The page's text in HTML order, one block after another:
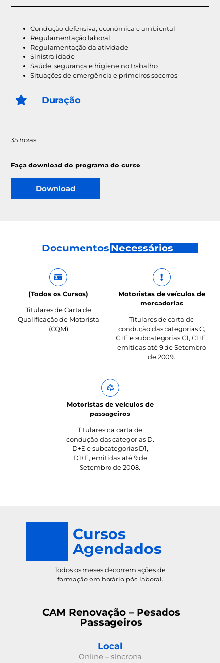
Condução defensiva, económica e ambiental
Regulamentação laboral
Regulamentação da atividade
Sinistralidade
Saúde, segurança e higiene no trabalho
Situações de emergência e primeiros socorros
Duração
35 horas
Faça download do programa do curso
Download
Documentos Necessários
(Todos os Cursos)
Titulares de Carta de
Qualificação de Motorista
(CQM)
Motoristas de veículos de
mercadorias
Titulares de carta de
condução das categorias C,
C+E e subcategorias C1, C1+E,
emitidas até 9 de Setembro
de 2009.
Motoristas de veículos de
passageiros
Titulares da carta de
condução das categorias D,
D+E e subcategorias D1,
D1+E, emitidas até 9 de
Setembro de 2008.
Cursos
Agendados
Todos os meses decorrem ações de
formação em horário pós-laboral.
CAM Renovação – Pesados
Passageiros
Local
Online – síncrona